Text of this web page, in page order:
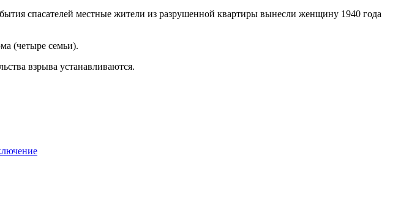
спасателей местные жители из разрушенной квартиры вынесли женщину 1940 года
(четыре семьи).
взрыва устанавливаются.